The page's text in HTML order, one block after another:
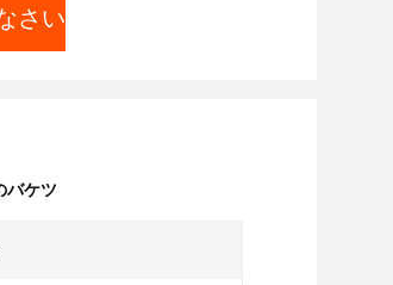
さい
バケツ